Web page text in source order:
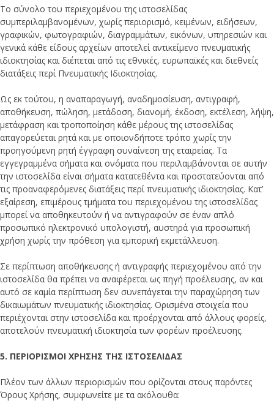
Το σύνολο του περιεχομένου της ιστοσελίδας
συμπεριλαμβανομένων, χωρίς περιορισμό, κειμένων, ειδήσεων,
γραφικών, φωτογραφιών, διαγραμμάτων, εικόνων, υπηρεσιών και
γενικά κάθε είδους αρχείων αποτελεί αντικείμενο πνευματικής
ιδιοκτησίας και διέπεται από τις εθνικές, ευρωπαϊκές και διεθνείς
διατάξεις περί Πνευματικής Ιδιοκτησίας.
Ως εκ τούτου, η αναπαραγωγή, αναδημοσίευση, αντιγραφή,
αποθήκευση, πώληση, μετάδοση, διανομή, έκδοση, εκτέλεση, λήψη,
μετάφραση και τροποποίηση κάθε μέρους της ιστοσελίδας
απαγορεύεται ρητά και με οποιονδήποτε τρόπο χωρίς την
προηγούμενη ρητή έγγραφη συναίνεση της εταιρείας. Τα
εγγεγραμμένα σήματα και ονόματα που περιλαμβάνονται σε αυτήν
την ιστοσελίδα είναι σήματα κατατεθέντα και προστατεύονται από
τις προαναφερόμενες διατάξεις περί πνευματικής ιδιοκτησίας. Κατ’
εξαίρεση, επιμέρους τμήματα του περιεχομένου της ιστοσελίδας
μπορεί να αποθηκευτούν ή να αντιγραφούν σε έναν απλό
προσωπικό ηλεκτρονικό υπολογιστή, αυστηρά για προσωπική
χρήση χωρίς την πρόθεση για εμπορική εκμετάλλευση.
Σε περίπτωση αποθήκευσης ή αντιγραφής περιεχομένου από την
ιστοσελίδα θα πρέπει να αναφέρεται ως πηγή προέλευσης, αν και
αυτό σε καμία περίπτωση δεν συνεπάγεται την παραχώρηση των
δικαιωμάτων πνευματικής ιδιοκτησίας. Ορισμένα στοιχεία που
περιέχονται στην ιστοσελίδα και προέρχονται από άλλους φορείς,
αποτελούν πνευματική ιδιοκτησία των φορέων προέλευσης.
5. ΠΕΡΙΟΡΙΣΜΟΙ ΧΡΗΣΗΣ ΤΗΣ ΙΣΤΟΣΕΛΙΔΑΣ
Πλέον των άλλων περιορισμών που ορίζονται στους παρόντες
Όρους Χρήσης, συμφωνείτε με τα ακόλουθα: